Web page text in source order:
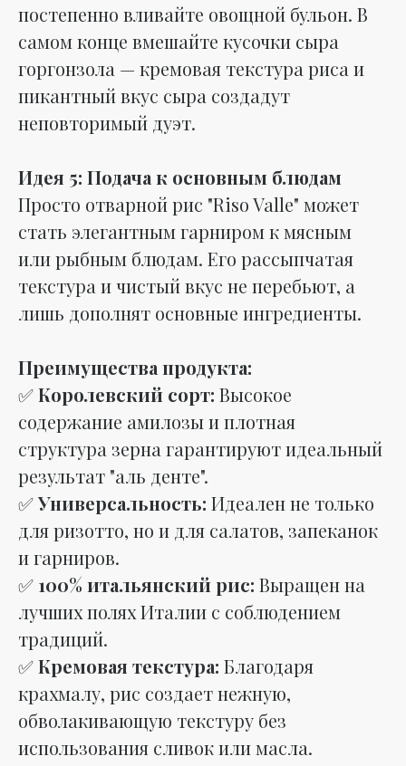
постепенно вливайте овощной бульон. В
самом конце вмешайте кусочки сыра
горгонзола — кремовая текстура риса и
пикантный вкус сыра создадут
неповторимый дуэт.
Идея 5: Подача к основным блюдам
Просто отварной рис "Riso Valle" может
стать элегантным гарниром к мясным
или рыбным блюдам. Его рассыпчатая
текстура и чистый вкус не перебьют, а
лишь дополнят основные ингредиенты.
Преимущества продукта:
✅Королевский сорт: Высокое
содержание амилозы и плотная
структура зерна гарантируют идеальный
результат "аль денте".
✅Универсальность: Идеален не только
для ризотто, но и для салатов, запеканок
и гарниров.
✅ 100% итальянский рис: Выращен на
лучших полях Италии с соблюдением
традиций.
✅Кремовая текстура: Благодаря
крахмалу, рис создает нежную,
обволакивающую текстуру без
использования сливок или масла.